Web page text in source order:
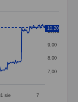
Data
sie 7
7,00
8,00
9,00
10,00
10,20